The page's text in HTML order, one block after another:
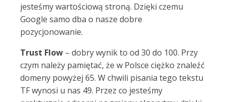
jesteśmy wartościową stroną. Dzięki czemu
Google samo dba o nasze dobre
pozycjonowanie.
Trust Flow – dobry wynik to od 30 do 100. Przy
czym należy pamiętać, że w Polsce ciężko znaleźć
domeny powyżej 65. W chwili pisania tego tekstu
TF wynosi u nas 49. Przez co jesteśmy